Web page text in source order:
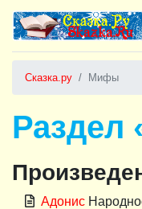
Сказка.ру Мифы
Адонис